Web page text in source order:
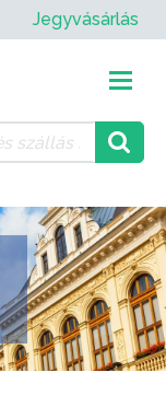
Jegyvásárlás